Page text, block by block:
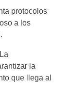
protocolos
a los
la
que llega al